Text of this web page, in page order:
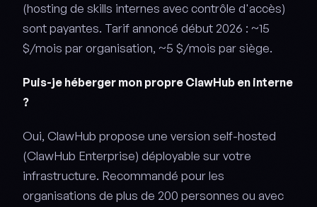
(hosting de skills internes avec contrôle d'accès)
sont payantes. Tarif annoncé début 2026 : ~15
$/mois par organisation, ~5 $/mois par siège.
Puis-je héberger mon propre ClawHub en interne
?
Oui, ClawHub propose une version self-hosted
(ClawHub Enterprise) déployable sur votre
infrastructure. Recommandé pour les
organisations de plus de 200 personnes ou avec